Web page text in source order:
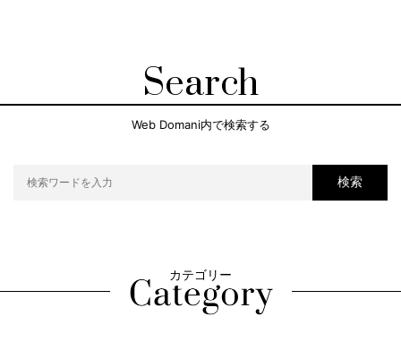
Search
Web Domani内で検索する
検索
カテゴリー